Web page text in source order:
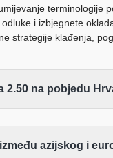
terminologije
i izbjegnete
strategije klađenja,
2.50 na pobjedu
azijskog i